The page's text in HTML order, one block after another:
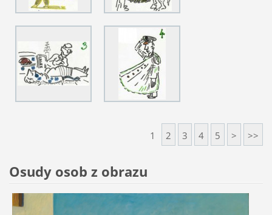
1 2 3 4 5 > >>
Osudy osob z obrazu